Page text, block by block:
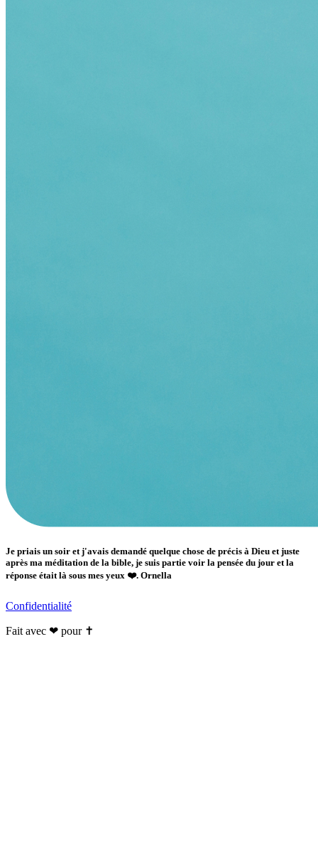
Je priais un soir et j'avais demandé quelque chose de précis à Dieu et juste
après ma méditation de la bible, je suis partie voir la pensée du jour et la
réponse était là sous mes yeux ❤️. Ornella
Confidentialité
Fait avec ❤ pour ✝️️